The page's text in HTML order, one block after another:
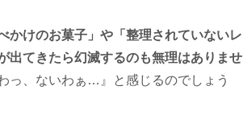
べかけのお菓子」や「整理されていないレ
出てきたら幻滅するのも無理はありませ
っ、ないわぁ…』と感じるのでしょう